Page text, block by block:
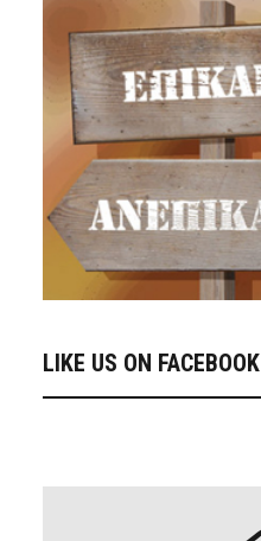
LIKE US ON FACEBOOK